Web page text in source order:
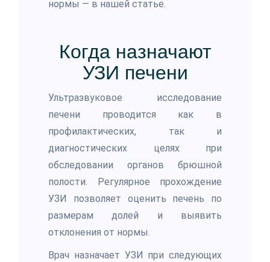
нормы — в нашей статье.
Когда назначают
УЗИ печени
Ультразвуковое исследование
печени проводится как в
профилактических, так и
диагностических целях при
обследовании органов брюшной
полости. Регулярное прохождение
УЗИ позволяет оценить печень по
размерам долей и выявить
отклонения от нормы.
Врач назначает УЗИ при следующих